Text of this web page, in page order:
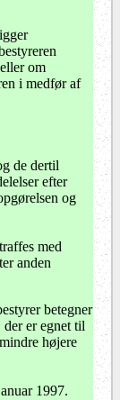
om
i medfør af
de dertil
efter
og
med
anden
betegner
der er egnet til
højere
1997.